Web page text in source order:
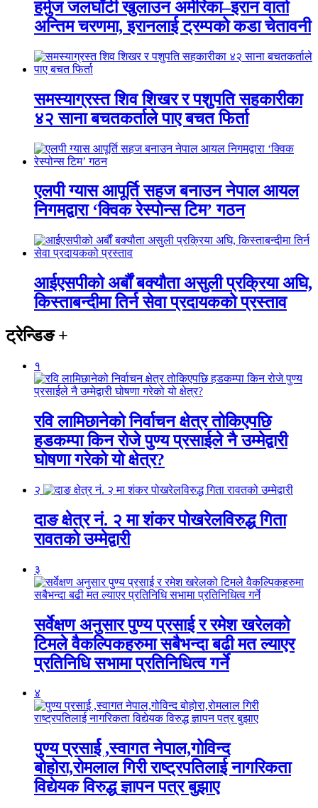
हर्मुज जलघाँटी खुलाउन अमेरिका–इरान वार्ता
अन्तिम चरणमा, इरानलाई ट्रम्पको कडा चेतावनी
समस्याग्रस्त शिव शिखर र पशुपति सहकारीका
४२ साना बचतकर्ताले पाए बचत फिर्ता
एलपी ग्यास आपूर्ति सहज बनाउन नेपाल आयल
निगमद्वारा ‘क्विक रेस्पोन्स टिम’ गठन
आईएसपीको अर्बौं बक्यौता असुली प्रक्रिया अघि,
किस्ताबन्दीमा तिर्न सेवा प्रदायकको प्रस्ताव
ट्रेन्डिङ+
१
रवि लामिछानेको निर्वाचन क्षेत्र तोकिएपछि
हडकम्पा किन रोजे पुण्य प्रसाईले नै उम्मेद्वारी
घोषणा गरेको यो क्षेत्र?
२
दाङ क्षेत्र नं. २ मा शंकर पोखरेलविरुद्ध गिता
रावतको उम्मेद्वारी
३
सर्वेक्षण अनुसार पुण्य प्रसाई र रमेश खरेलको
टिमले वैकल्पिकहरुमा सबैभन्दा बढी मत ल्याएर
प्रतिनिधि सभामा प्रतिनिधित्व गर्ने
४
पुण्य प्रसार्ई ,स्वागत नेपाल,गोविन्द
बोहोरा,रोमलाल गिरी राष्ट्रपतिलाई नागरिकता
विद्येयक विरुद्ध ज्ञापन पत्र बुझाए